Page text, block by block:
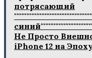
потрясающий
Не Просто
iPhone 12 на